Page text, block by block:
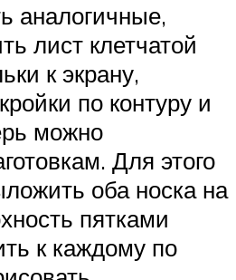
аналогичные,
лист клетчатой
к экрану,
по контуру и
можно
Для этого
оба носка на
пятками
к каждому по